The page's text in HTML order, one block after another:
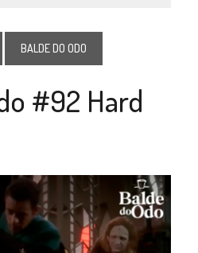
BALDE DO ODO
#92 Hard